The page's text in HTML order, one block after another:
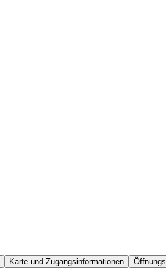
Karte und Zugangsinformationen